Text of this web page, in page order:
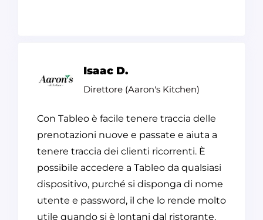
Isaac D.
Direttore (Aaron's Kitchen)
Con Tableo è facile tenere traccia delle
prenotazioni nuove e passate e aiuta a
tenere traccia dei clienti ricorrenti. È
possibile accedere a Tableo da qualsiasi
dispositivo, purché si disponga di nome
utente e password, il che lo rende molto
utile quando si è lontani dal ristorante.